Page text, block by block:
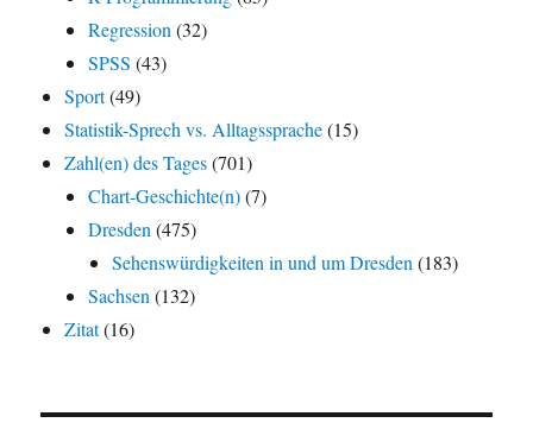
Regression (32)
SPSS (43)
Sport(49)
Statistik-Sprech vs. Alltagssprache(15)
Zahl(en) des Tages(701)
Chart-Geschichte(n)(7)
Dresden (475)
Sehenswürdigkeiten in und um Dresden (183)
Sachsen (132)
Zitat(16)